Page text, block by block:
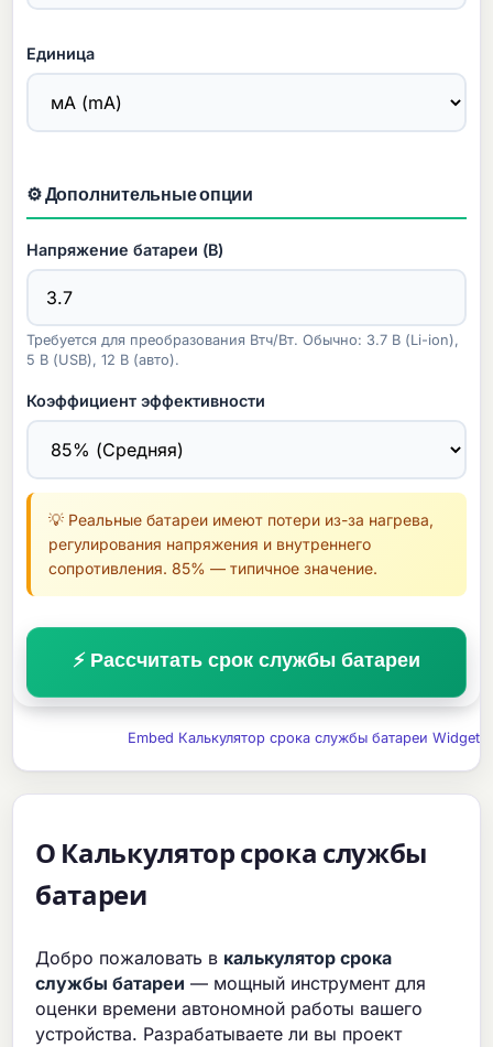
Единица
⚙️ Дополнительные опции
Напряжение батареи (В)
Требуется для преобразования Втч/Вт. Обычно: 3.7 В (Li-ion),
5 В (USB), 12 В (авто).
Коэффициент эффективности
💡 Реальные батареи имеют потери из-за нагрева,
регулирования напряжения и внутреннего
сопротивления. 85% — типичное значение.
⚡ Рассчитать срок службы батареи
Embed Калькулятор срока службы батареи Widget
О Калькулятор срока службы
батареи
Добро пожаловать в калькулятор срока
службы батареи — мощный инструмент для
оценки времени автономной работы вашего
устройства. Разрабатываете ли вы проект